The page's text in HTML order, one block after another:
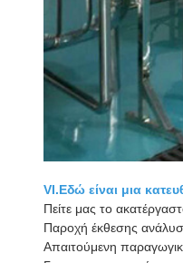
VI.Εδώ είναι μια
Πείτε μας το
Παροχή έκθεσης
Απαιτούμενη